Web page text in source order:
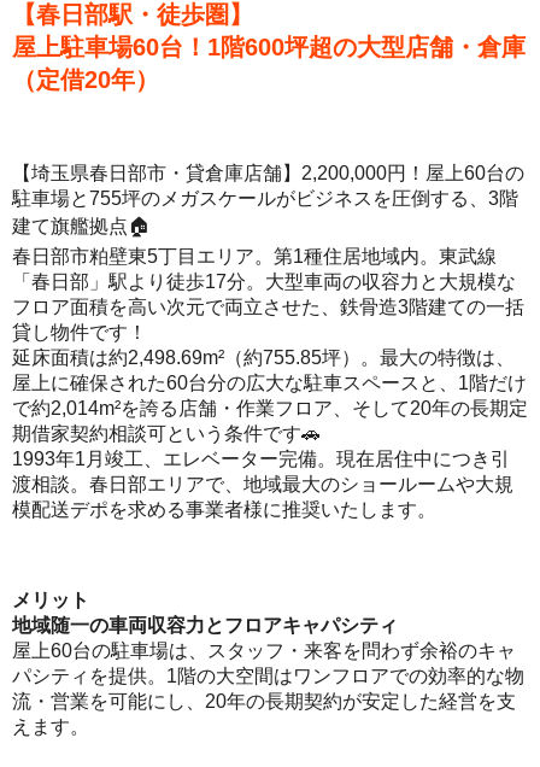
【春日部駅・徒歩圏】
屋上駐車場60台！1階600坪超の大型店舗・倉庫
（定借20年）
【埼玉県春日部市・貸倉庫店舗】2,200,000円！屋上60台の
駐車場と755坪のメガスケールがビジネスを圧倒する、3階
建て旗艦拠点🏠
春日部市粕壁東5丁目エリア。第1種住居地域内。東武線
「春日部」駅より徒歩17分。大型車両の収容力と大規模な
フロア面積を高い次元で両立させた、鉄骨造3階建ての一括
貸し物件です！
延床面積は約2,498.69m²（約755.85坪）。最大の特徴は、
屋上に確保された60台分の広大な駐車スペースと、1階だけ
で約2,014m²を誇る店舗・作業フロア、そして20年の長期定
期借家契約相談可という条件です🚗
1993年1月竣工、エレベーター完備。現在居住中につき引
渡相談。春日部エリアで、地域最大のショールームや大規
模配送デポを求める事業者様に推奨いたします。
メリット
地域随一の車両収容力とフロアキャパシティ
屋上60台の駐車場は、スタッフ・来客を問わず余裕のキャ
パシティを提供。1階の大空間はワンフロアでの効率的な物
流・営業を可能にし、20年の長期契約が安定した経営を支
えます。